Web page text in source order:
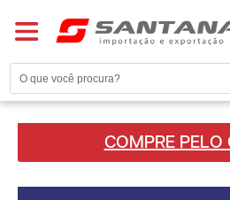
COMPRE PELO